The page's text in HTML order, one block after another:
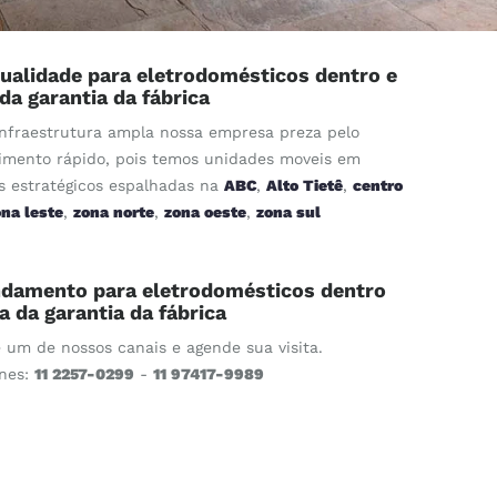
para eletrodomésticos dentro e
garantia da fábrica
ampla nossa empresa preza pelo
rápido, pois temos unidades moveis em
estratégicos espalhadas na ABC, Alto Tietê, centro
leste, zona norte, zona oeste, zona sul
para eletrodomésticos dentro
da garantia da fábrica
um de nossos canais e agende sua visita.
11 2257-0299 - 11 97417-9989